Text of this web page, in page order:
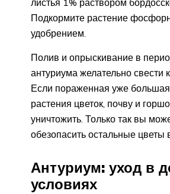
листья 1% раствором
Подкормите растение
удобрением.
Полив и опрыскивание в
антуриума желательно свести
Если пораженная уже большая
растения цветок, почву и
уничтожить. Только так вы
обезопасить остальные цветы
Антуриум: уход в
условиях